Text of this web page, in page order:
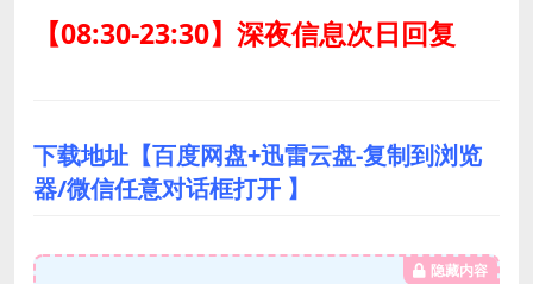
【08:30-23:30】深夜信息次日回复
下载地址【百度网盘+迅雷云盘-复制到浏览
器/微信任意对话框打开 】
隐藏内容